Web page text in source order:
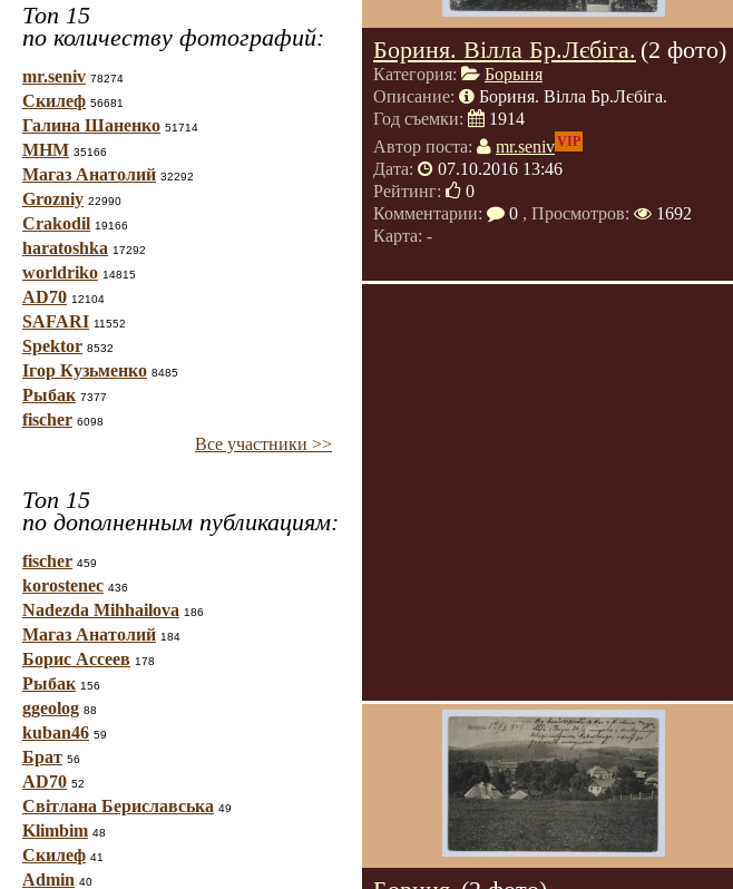
Топ 15
по количеству фотографий:
mr.seniv 78274
Скилеф 56681
Галина Шаненко 51714
МНМ 35166
Магаз Анатолий 32292
Grozniy 22990
Crakodil 19166
haratoshka 17292
worldriko 14815
AD70 12104
SAFARI 11552
Spektor 8532
Ігор Кузьменко 8485
Рыбак 7377
fischer 6098
Все участники >>
Топ 15
по дополненным публикациям:
fischer 459
korostenec 436
Nadezda Mihhailova 186
Магаз Анатолий 184
Борис Ассеев 178
Рыбак 156
ggeolog 88
kuban46 59
Брат 56
AD70 52
Світлана Бериславська 49
Klimbim 48
Скилеф 41
Admin 40
Бориня. Вілла Бр.Лєбіга. (2 фото)
Категория:
Борыня
Описание:
Бориня. Вілла Бр.Лєбіга.
Год съемки:
1914
Автор поста:
mr.senivVIP
Дата:
07.10.2016 13:46
Рейтинг:
0
Комментарии:
0 , Просмотров:
1692
Карта: -